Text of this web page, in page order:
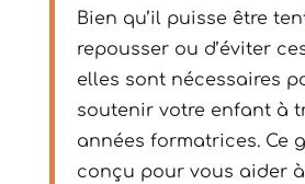
Bien qu’il puisse être
repousser ou d’éviter
elles sont nécessaires
soutenir votre enfant à
années formatrices. Ce
conçu pour vous aider